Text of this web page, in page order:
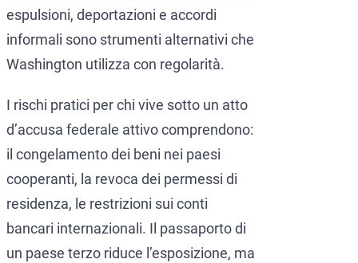
espulsioni, deportazioni e accordi
informali sono strumenti alternativi che
Washington utilizza con regolarità.
I rischi pratici per chi vive sotto un atto
d’accusa federale attivo comprendono:
il congelamento dei beni nei paesi
cooperanti, la revoca dei permessi di
residenza, le restrizioni sui conti
bancari internazionali. Il passaporto di
un paese terzo riduce l’esposizione, ma